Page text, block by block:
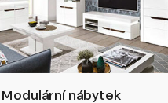
Modulární nábytek